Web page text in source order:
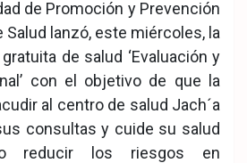
de Promoción y Prevención
Salud lanzó, este miércoles, la
de salud ‘Evaluación y
con el objetivo de que la
al centro de salud Jach´a
consultas y cuide su salud
reducir los riesgos en